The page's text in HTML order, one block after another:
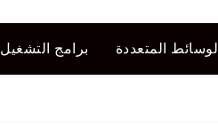
الوسائط المتعددة برامج التشغيل